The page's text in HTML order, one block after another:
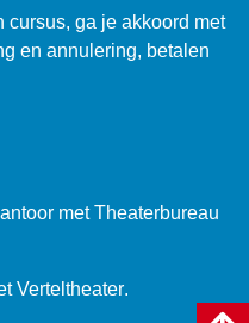
cursus, ga je akkoord met
en annulering, betalen
met Theaterbureau
Verteltheater.